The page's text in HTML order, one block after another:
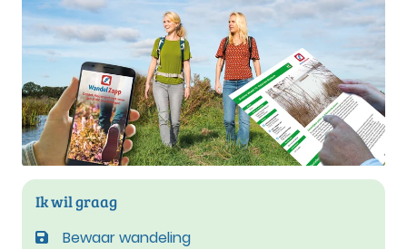
Ik wil graag
Bewaar wandeling